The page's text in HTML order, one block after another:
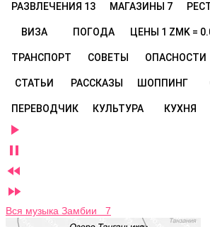
РАЗВЛЕЧЕНИЯ 13 МАГАЗИНЫ 7
ВИЗА ПОГОДА ЦЕНЫ 1 ZMK =
ТРАНСПОРТ СОВЕТЫ ОПАСНОСТИ
СТАТЬИ РАССКАЗЫ ШОППИНГ
ПЕРЕВОДЧИК КУЛЬТУРА КУХНЯ




Вся музыка Замбии 7